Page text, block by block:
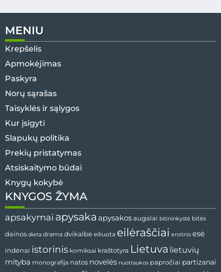
MENIU
Krepšelis
Apmokėjimas
Paskyra
Norų sąrašas
Taisyklės ir sąlygos
Kur įsigyti
Slapukų politika
Prekių pristatymas
Atsiskaitymo būdai
Knygų kokybė
KNYGOS ŽYMA
apsakymai apysaka apysakos augalai bitininkystė bitės
dainos dieta drama dvikalbė eiliuota eilėraščiai erotinis esė
indėnai istorinis komiksai kraštotyra Lietuva lietuvių
mityba monografija natos novelės nuotraukos papročiai partizanai